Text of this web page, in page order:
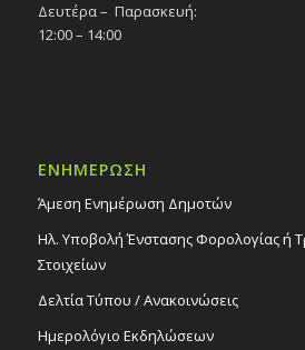
Δευτέρα – Παρασκευή:
12:00 – 14:00
ΕΝΗΜΕΡΩΣΗ
Άμεση Ενημέρωση Δημοτών
Ηλ. Υποβολή Ένστασης Φορολογίας ή
Στοιχείων
Δελτία Τύπου / Ανακοινώσεις
Ημερολόγιο Εκδηλώσεων